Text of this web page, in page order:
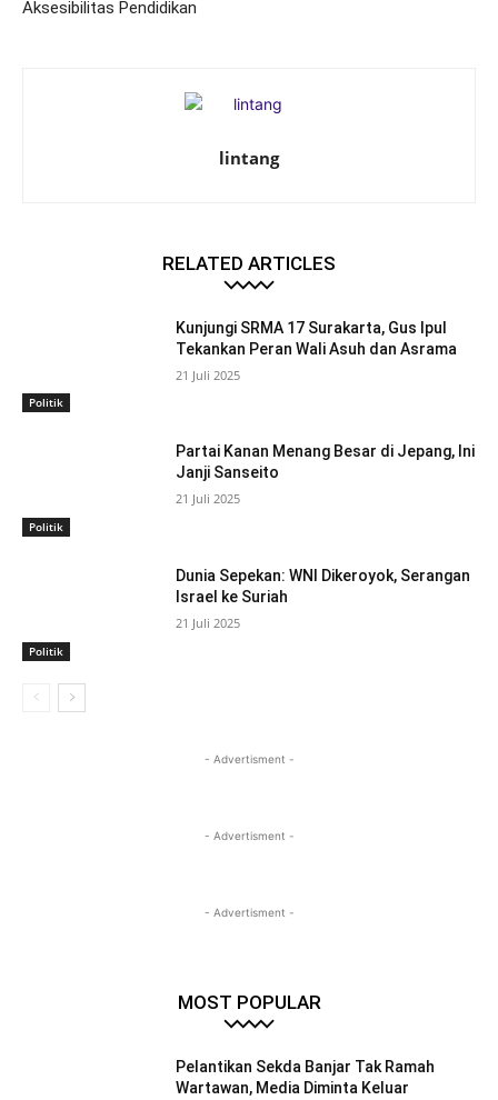
Aksesibilitas Pendidikan
lintang
RELATED ARTICLES
Politik
Kunjungi SRMA 17 Surakarta, Gus Ipul
Tekankan Peran Wali Asuh dan Asrama
21 Juli 2025
Politik
Partai Kanan Menang Besar di Jepang, Ini
Janji Sanseito
21 Juli 2025
Politik
Dunia Sepekan: WNI Dikeroyok, Serangan
Israel ke Suriah
21 Juli 2025
- Advertisment -
- Advertisment -
- Advertisment -
MOST POPULAR
Pelantikan Sekda Banjar Tak Ramah
Wartawan, Media Diminta Keluar